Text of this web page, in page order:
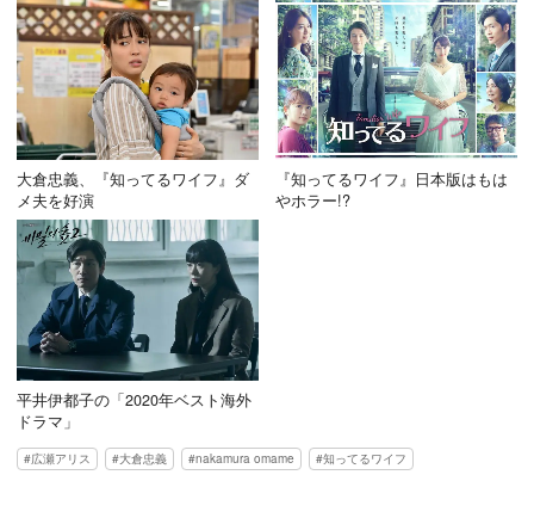
大倉忠義、『知ってるワイフ』ダ
メ夫を好演
『知ってるワイフ』日本版はもは
やホラー!?
平井伊都子の「2020年ベスト海外
ドラマ」
広瀬アリス 大倉忠義 nakamura omame 知ってるワイフ